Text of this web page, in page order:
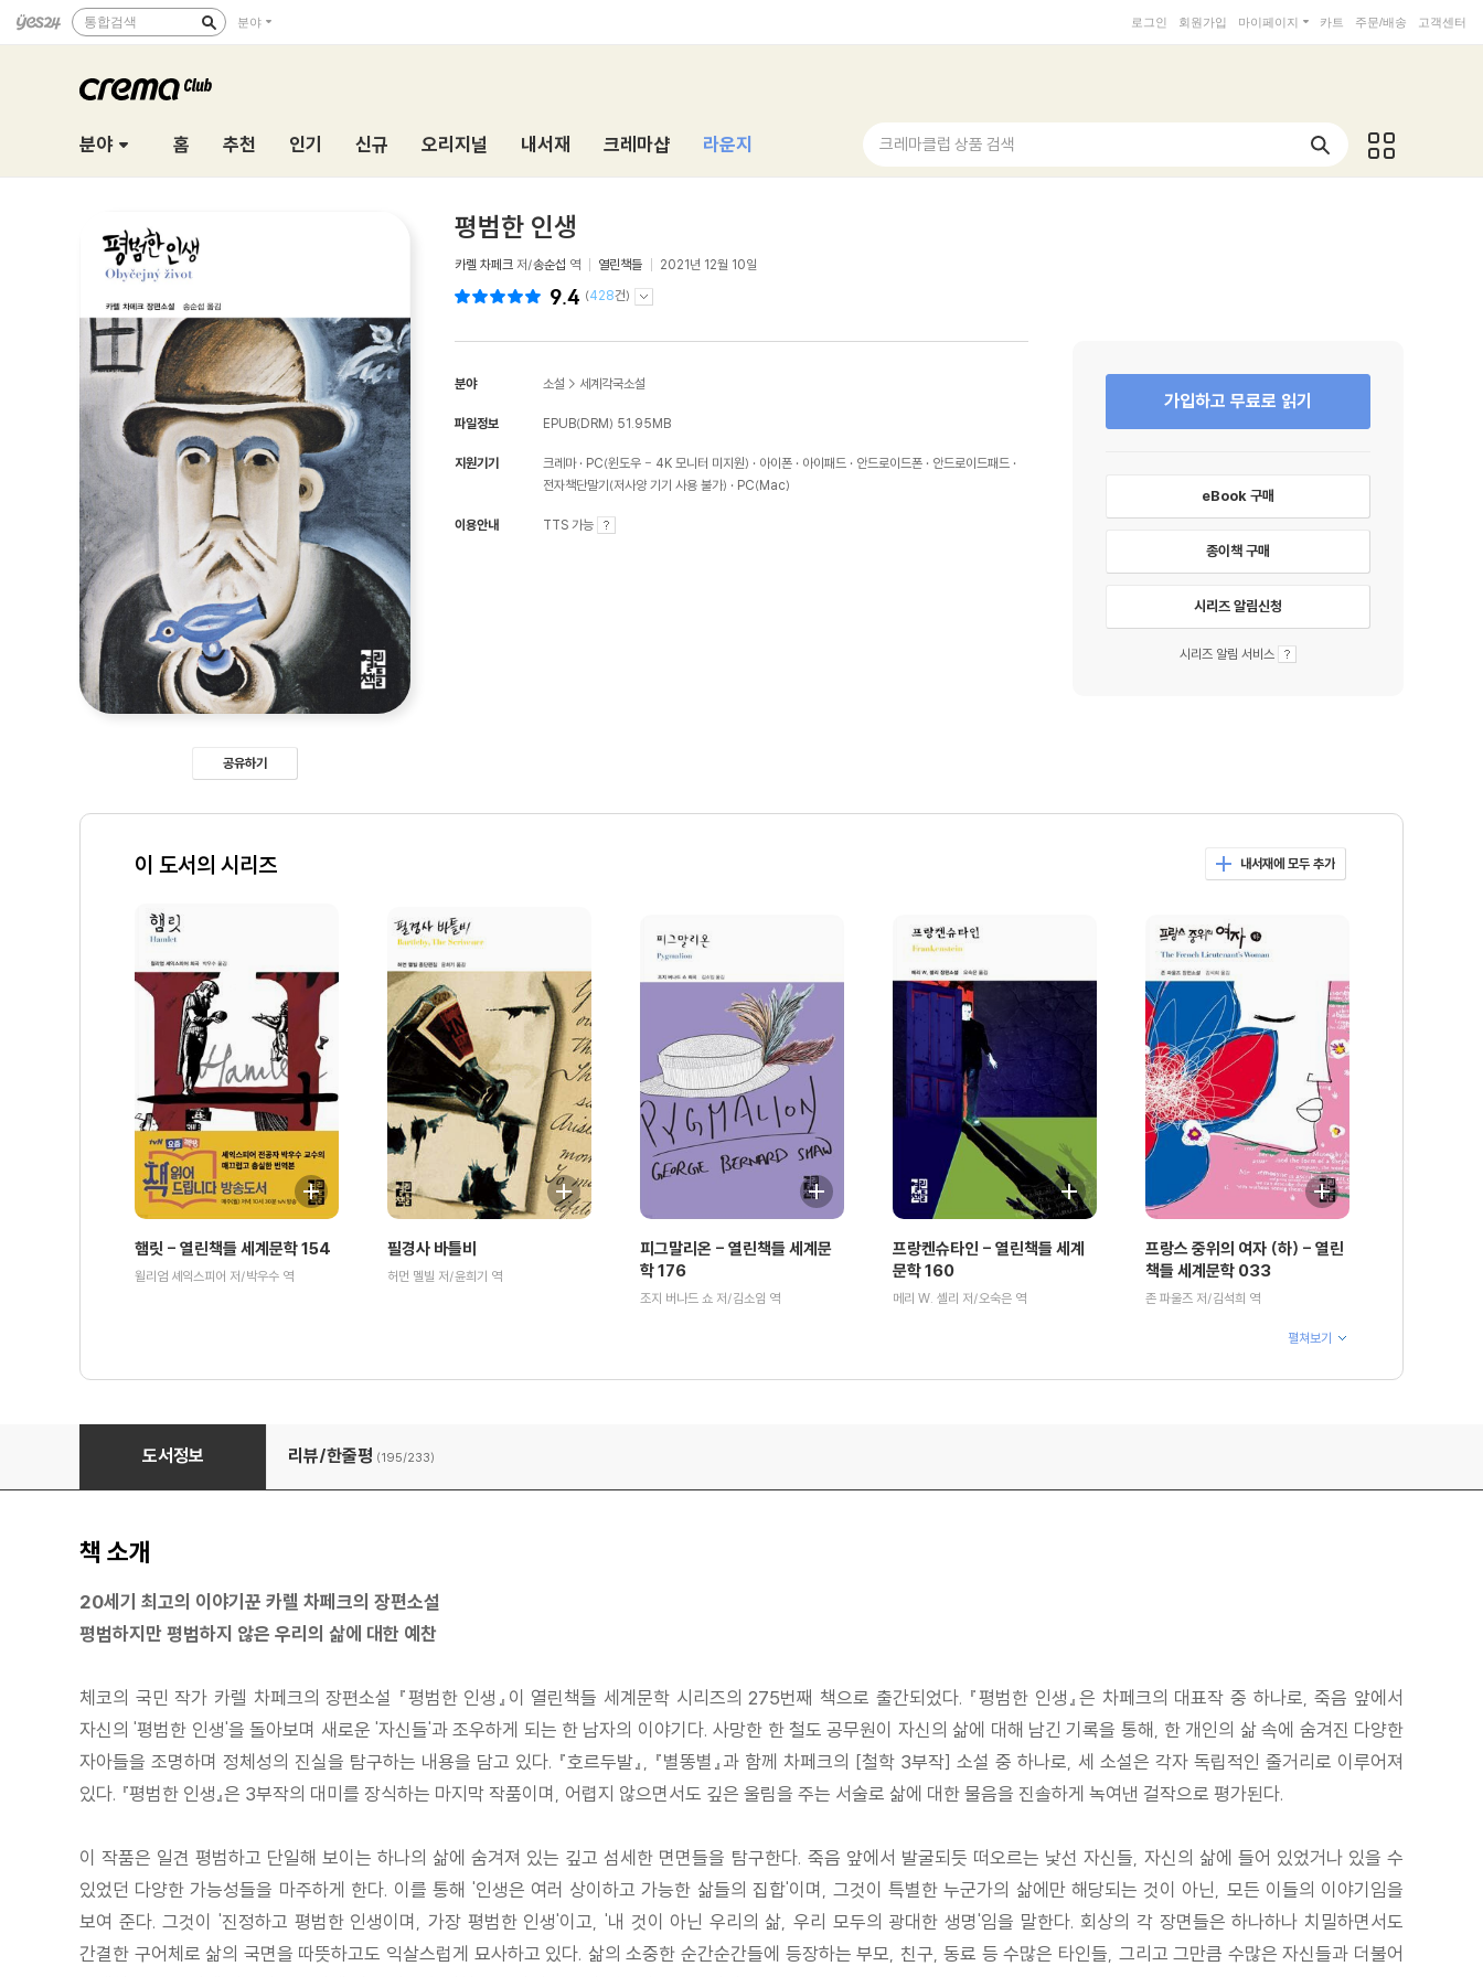
통합검색 분야 로그인 회원가입 마이페이지 카트 주문/배송 고객센터
분야 홈 추천 인기 신규 오리지널 내서재 크레마샵 라운지 크레마클럽 상품 검색
공유하기
평범한 인생
카렐 차페크 저/송순섭 역 열린책들 2021년 12월 10일
9.4 (428건)
분야 소설 > 세계각국소설
파일정보 EPUB(DRM) 51.95MB
지원기기 크레마 PC(윈도우 - 4K 모니터 미지원) 아이폰 아이패드 안드로이드폰
안드로이드패드
전자책단말기(저사양 기기 사용 불가)
PC(Mac)
이용안내 TTS 가능
가입하고 무료로 읽기
eBook 구매
종이책 구매
시리즈 알림신청
시리즈 알림 서비스
이 도서의 시리즈 내서재에 모두 추가
햄릿 - 열린책들 세계문학 154
윌리엄 셰익스피어 저/박우수 역
필경사 바틀비
허먼 멜빌 저/윤희기 역
피그말리온 - 열린책들 세계문
학 176
조지 버나드 쇼 저/김소임 역
프랑켄슈타인 - 열린책들 세계
문학 160
메리 W. 셸리 저/오숙은 역
프랑스 중위의 여자 (하) - 열린
책들 세계문학 033
존 파울즈 저/김석희 역
펼쳐보기
평범한 인생도서정보 리뷰/한줄평 (195/233)
책 소개
20세기 최고의 이야기꾼 카렐 차페크의 장편소설
평범하지만 평범하지 않은 우리의 삶에 대한 예찬
체코의 국민 작가 카렐 차페크의 장편소설 『평범한 인생』이 열린책들 세계문학 시리즈의 275번째 책으로 출간되었다. 『평범한 인생』은 차페크의 대표작 중 하나로, 죽음 앞에서
자신의 '평범한 인생'을 돌아보며 새로운 '자신들'과 조우하게 되는 한 남자의 이야기다. 사망한 한 철도 공무원이 자신의 삶에 대해 남긴 기록을 통해, 한 개인의 삶 속에 숨겨진 다양한
자아들을 조명하며 정체성의 진실을 탐구하는 내용을 담고 있다. 『호르두발』, 『별똥별』과 함께 차페크의 [철학 3부작] 소설 중 하나로, 세 소설은 각자 독립적인 줄거리로 이루어져
있다. 『평범한 인생』은 3부작의 대미를 장식하는 마지막 작품이며, 어렵지 않으면서도 깊은 울림을 주는 서술로 삶에 대한 물음을 진솔하게 녹여낸 걸작으로 평가된다.
이 작품은 일견 평범하고 단일해 보이는 하나의 삶에 숨겨져 있는 깊고 섬세한 면면들을 탐구한다. 죽음 앞에서 발굴되듯 떠오르는 낯선 자신들, 자신의 삶에 들어 있었거나 있을 수
있었던 다양한 가능성들을 마주하게 한다. 이를 통해 '인생은 여러 상이하고 가능한 삶들의 집합'이며, 그것이 특별한 누군가의 삶에만 해당되는 것이 아닌, 모든 이들의 이야기임을
보여 준다. 그것이 '진정하고 평범한 인생이며, 가장 평범한 인생'이고, '내 것이 아닌 우리의 삶, 우리 모두의 광대한 생명'임을 말한다. 회상의 각 장면들은 하나하나 치밀하면서도
간결한 구어체로 삶의 국면을 따뜻하고도 익살스럽게 묘사하고 있다. 삶의 소중한 순간순간들에 등장하는 부모, 친구, 동료 등 수많은 타인들, 그리고 그만큼 수많은 자신들과 더불어